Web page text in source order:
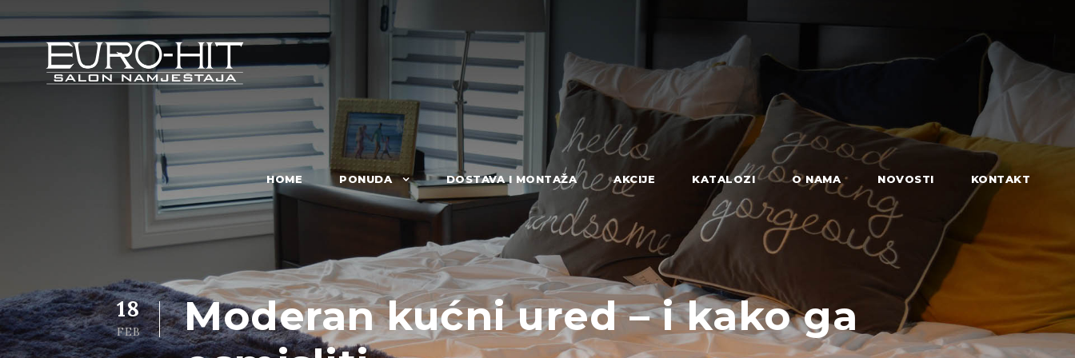
HOME PONUDA DOSTAVA I MONTAŽA AKCIJE KATALOZI O NAMA NOVOSTI KONTAKT
18
FEB
Moderan kućni ured – i kako ga